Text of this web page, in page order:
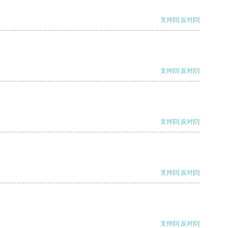
支持[0] 反对[0]
支持[0] 反对[0]
支持[0] 反对[0]
支持[0] 反对[0]
支持[0] 反对[0]